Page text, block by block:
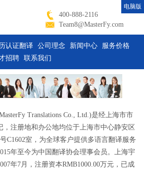
400-888-2116
Team8@MasterFy.com
电脑版
认证翻译 公司理念 新闻中心
服务价格
招聘 联系我们
Translations Co., Ltd.)是经上海市市
，注册地和办公地均位于上海市中心静安区
C1602室，为全球客户提供多语言翻译服务
年至今为中国翻译协会理事会员。上海宇
年7月，注册资本RMB1000.00万元，已成